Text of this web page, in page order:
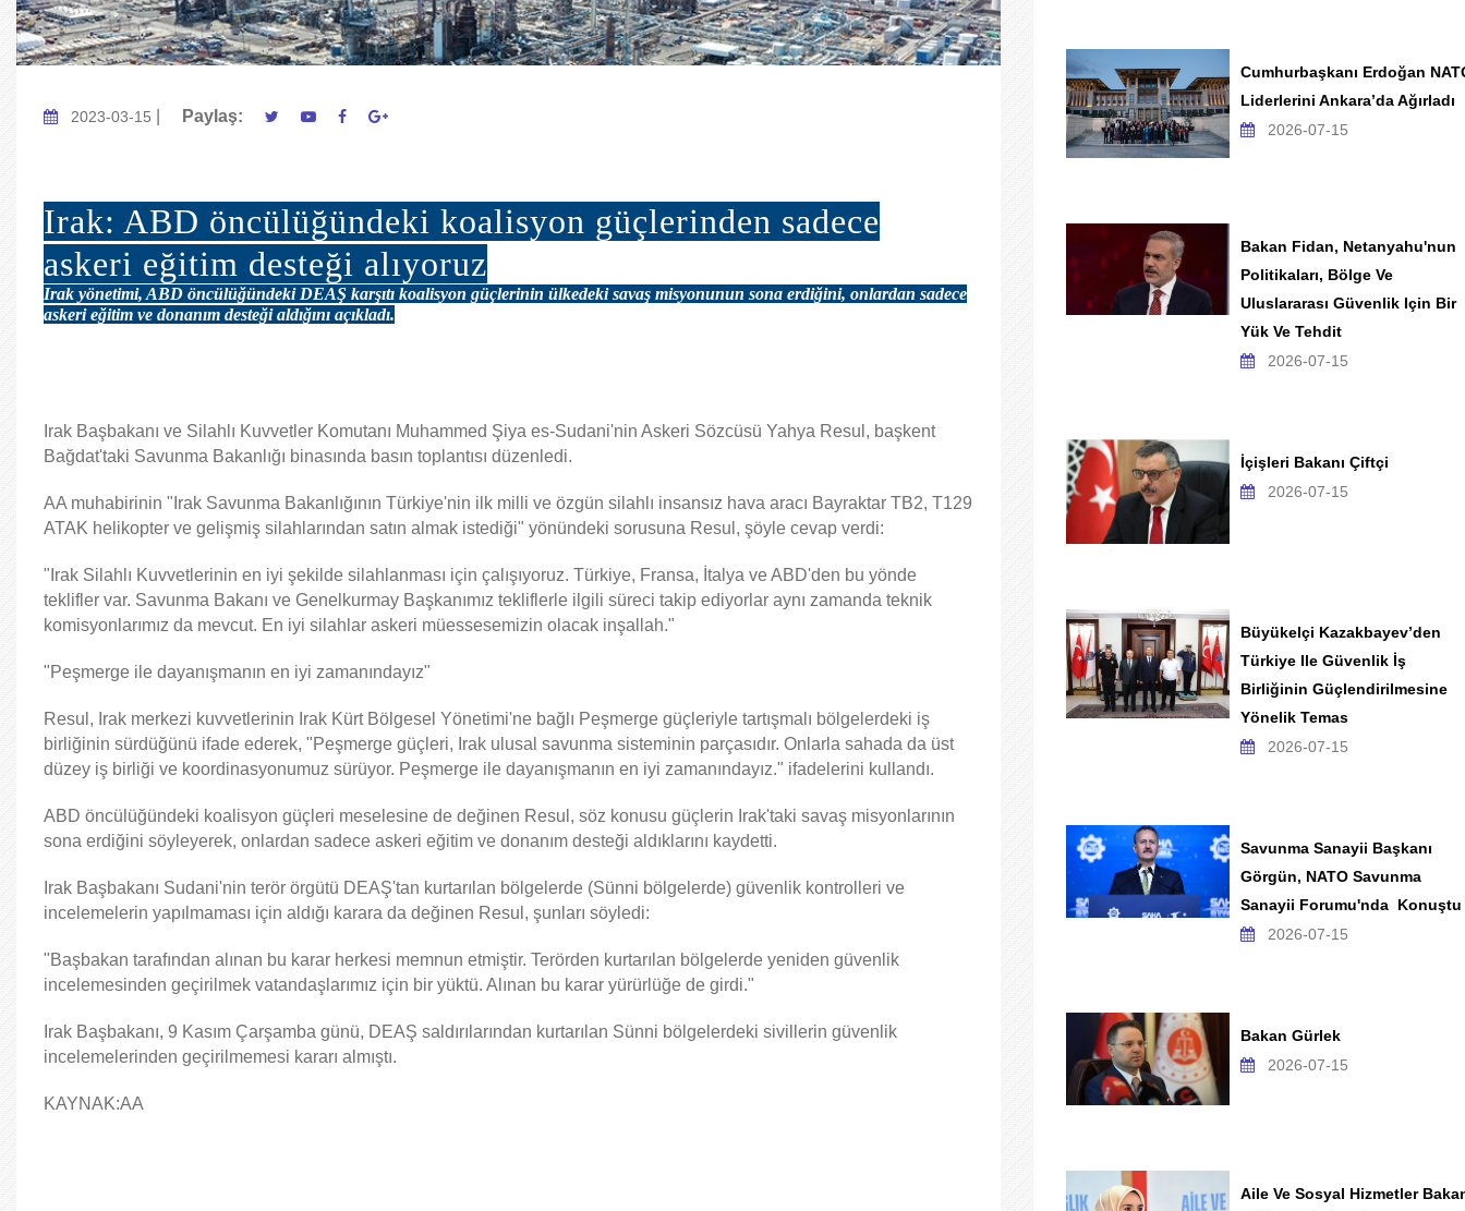
2023-03-15 Paylaş:
Irak: ABD öncülüğündeki koalisyon güçlerinden sadece
askeri eğitim desteği alıyoruz
Irak yönetimi, ABD öncülüğündeki DEAŞ karşıtı koalisyon güçlerinin ülkedeki savaş misyonunun sona erdiğini, onlardan sadece
askeri eğitim ve donanım desteği aldığını açıkladı.
Irak Başbakanı ve Silahlı Kuvvetler Komutanı Muhammed Şiya es-Sudani'nin Askeri Sözcüsü Yahya Resul, başkent
Bağdat'taki Savunma Bakanlığı binasında basın toplantısı düzenledi.
AA muhabirinin "Irak Savunma Bakanlığının Türkiye'nin ilk milli ve özgün silahlı insansız hava aracı Bayraktar TB2, T129
ATAK helikopter ve gelişmiş silahlarından satın almak istediği" yönündeki sorusuna Resul, şöyle cevap verdi:
"Irak Silahlı Kuvvetlerinin en iyi şekilde silahlanması için çalışıyoruz. Türkiye, Fransa, İtalya ve ABD'den bu yönde
teklifler var. Savunma Bakanı ve Genelkurmay Başkanımız tekliflerle ilgili süreci takip ediyorlar aynı zamanda teknik
komisyonlarımız da mevcut. En iyi silahlar askeri müessesemizin olacak inşallah."
"Peşmerge ile dayanışmanın en iyi zamanındayız"
Resul, Irak merkezi kuvvetlerinin Irak Kürt Bölgesel Yönetimi'ne bağlı Peşmerge güçleriyle tartışmalı bölgelerdeki iş
birliğinin sürdüğünü ifade ederek, "Peşmerge güçleri, Irak ulusal savunma sisteminin parçasıdır. Onlarla sahada da üst
düzey iş birliği ve koordinasyonumuz sürüyor. Peşmerge ile dayanışmanın en iyi zamanındayız." ifadelerini kullandı.
ABD öncülüğündeki koalisyon güçleri meselesine de değinen Resul, söz konusu güçlerin Irak'taki savaş misyonlarının
sona erdiğini söyleyerek, onlardan sadece askeri eğitim ve donanım desteği aldıklarını kaydetti.
Irak Başbakanı Sudani'nin terör örgütü DEAŞ'tan kurtarılan bölgelerde (Sünni bölgelerde) güvenlik kontrolleri ve
incelemelerin yapılmaması için aldığı karara da değinen Resul, şunları söyledi:
"Başbakan tarafından alınan bu karar herkesi memnun etmiştir. Terörden kurtarılan bölgelerde yeniden güvenlik
incelemesinden geçirilmek vatandaşlarımız için bir yüktü. Alınan bu karar yürürlüğe de girdi."
Irak Başbakanı, 9 Kasım Çarşamba günü, DEAŞ saldırılarından kurtarılan Sünni bölgelerdeki sivillerin güvenlik
incelemelerinden geçirilmemesi kararı almıştı.
KAYNAK:AA
Cumhurbaşkanı Erdoğan
Liderlerini Ankara’da Ağırladı
2026-07-15
Bakan Fidan, Netanyahu'nun
Politikaları, Bölge Ve
Uluslararası Güvenlik Için Bir
Yük Ve Tehdit
2026-07-15
İçişleri Bakanı Çiftçi
2026-07-15
Büyükelçi Kazakbayev’den
Türkiye Ile Güvenlik İş
Birliğinin Güçlendirilmesine
Yönelik Temas
2026-07-15
Savunma Sanayii Başkanı
Görgün, NATO Savunma
Sanayii Forumu'nda Konuştu
2026-07-15
Bakan Gürlek
2026-07-15
Aile Ve Sosyal Hizmetler